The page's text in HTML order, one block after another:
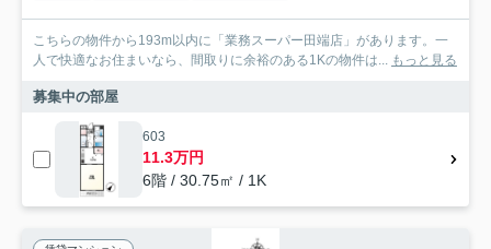
こちらの物件から193m以内に「業務スーパー田端店」があります。一
人で快適なお住まいなら、間取りに余裕のある1Kの物件は... もっと見る
募集中の部屋
603
11.3万円
6階 / 30.75㎡ / 1K